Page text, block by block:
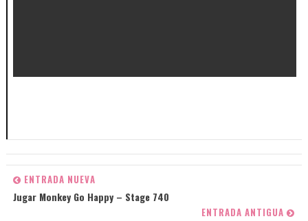
ENTRADA NUEVA
Jugar Monkey Go Happy – Stage 740
ENTRADA ANTIGUA